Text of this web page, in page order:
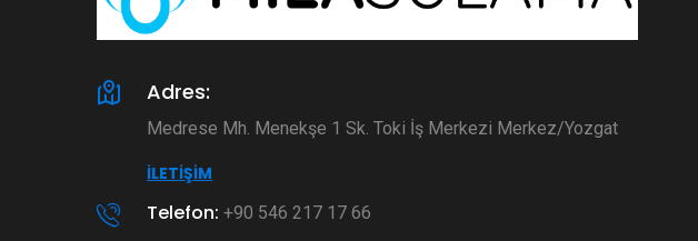
Adres:
Medrese Mh. Menekşe 1 Sk. Toki İş Merkezi Merkez/Yozgat
İLETIŞIM
Telefon: +90 546 217 17 66